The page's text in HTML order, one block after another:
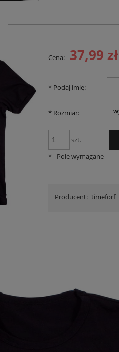
Cena: 37,99 zł
* Podaj imię:
* Rozmiar:
szt.
*- Pole wymagane
Producent: timeforf